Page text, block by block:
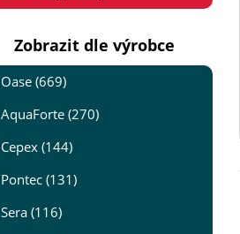
Zobrazit dle výrobce
Oase (669)
AquaForte (270)
Cepex (144)
Pontec (131)
Sera (116)